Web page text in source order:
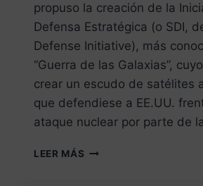
propuso la creación de la
Defensa Estratégica (o SDI,
Defense Initiative), más
“Guerra de las Galaxias”,
crear un escudo de satélites
que defendiese a EE.UU.
ataque nuclear por parte de
LEER MÁS